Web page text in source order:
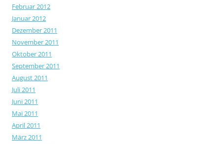
Februar 2012
Januar 2012
Dezember 2011
November 2011
Oktober 2011
September 2011
August 2011
Juli 2011
Juni 2011
Mai 2011
April 2011
März 2011